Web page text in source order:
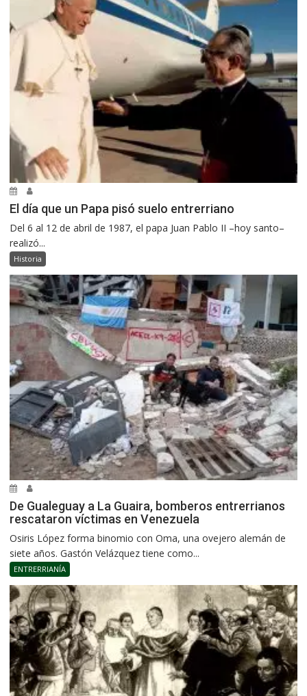
El día que un Papa pisó suelo entrerriano
Del 6 al 12 de abril de 1987, el papa Juan Pablo II –hoy santo–
realizó...
Historia
De Gualeguay a La Guaira, bomberos entrerrianos
rescataron víctimas en Venezuela
Osiris López forma binomio con Oma, una ovejero alemán de
siete años. Gastón Velázquez tiene como...
ENTRERRIANÍA